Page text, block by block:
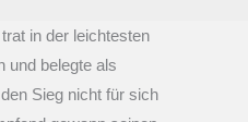
in der leichtesten
und belegte als
Sieg nicht für sich